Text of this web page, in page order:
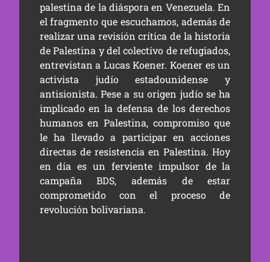
palestina de la diáspora en Venezuela. En
el fragmento que escuchamos, además de
realizar una revisión crítica de la historia
de Palestina y del colectivo de refugiados,
entrevistan a Lucas Koener. Koener es un
activista judío estadounidense y
antisionista. Pese a su origen judío se ha
implicado en la defensa de los derechos
humanos en Palestina, compromiso que
le ha llevado a participar en acciones
directas de resistencia en Palestina. Hoy
en día es un ferviente impulsor de la
campaña BDS, además de estar
comprometido con el proceso de
revolución bolivariana.